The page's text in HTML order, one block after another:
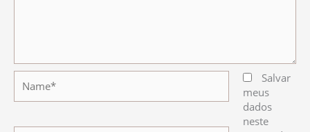
Salvar
meus
dados
neste